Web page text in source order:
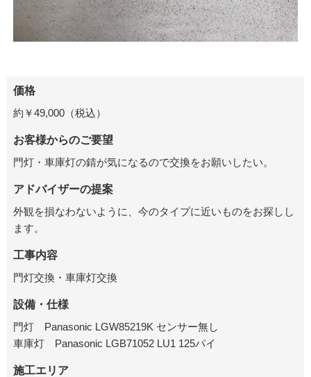
価格
約￥49,000（税込）
お客様からのご要望
門灯・車庫灯の錆が気になるので交換をお願いしたい。
アドバイザーの提案
外観を損なわないように、今のタイプに近いものをお探しし
ます。
工事内容
門灯交換・車庫灯交換
設備・仕様
門灯 Panasonic LGW85219K センサー無し
車庫灯 Panasonic LGB71052 LU1 125パイ
施工エリア